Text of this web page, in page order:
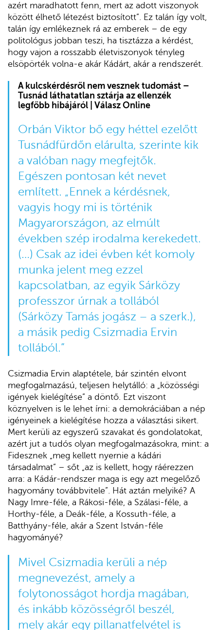
azért maradhatott fenn, mert az adott viszonyok
között élhető létezést biztosított”. Ez talán így volt,
talán így emlékeznek rá az emberek – de egy
politológus jobban teszi, ha tisztázza a kérdést,
hogy vajon a rosszabb életviszonyok tényleg
elsöpörték volna-e akár Kádárt, akár a rendszerét.
A kulcskérdésről nem vesznek tudomást –
Tusnád láthatatlan sztárja az ellenzék
legfőbb hibájáról | Válasz Online
Orbán Viktor bő egy héttel ezelőtt
Tusnádfürdőn elárulta, szerinte kik
a valóban nagy megfejtők.
Egészen pontosan két nevet
említett. „Ennek a kérdésnek,
vagyis hogy mi is történik
Magyarországon, az elmúlt
években szép irodalma kerekedett.
(…) Csak az idei évben két komoly
munka jelent meg ezzel
kapcsolatban, az egyik Sárközy
professzor úrnak a tollából
(Sárközy Tamás jogász – a szerk.),
a másik pedig Csizmadia Ervin
tollából.”
Csizmadia Ervin alaptétele, bár szintén elvont
megfogalmazású, teljesen helytálló: a „közösségi
igények kielégítése” a döntő. Ezt viszont
köznyelven is le lehet írni: a demokráciában a nép
igényeinek a kielégítése hozza a választási sikert.
Mert kerüli az egyszerű szavakat és gondolatokat,
azért jut a tudós olyan megfogalmazásokra, mint: a
Fidesznek „meg kellett nyernie a kádári
társadalmat” – sőt „az is kellett, hogy ráérezzen
arra: a Kádár-rendszer maga is egy azt megelőző
hagyomány továbbvitele”. Hát aztán melyiké? A
Nagy Imre-féle, a Rákosi-féle, a Szálasi-féle, a
Horthy-féle, a Deák-féle, a Kossuth-féle, a
Batthyány-féle, akár a Szent István-féle
hagyományé?
Mivel Csizmadia kerüli a nép
megnevezést, amely a
folytonosságot hordja magában,
és inkább közösségről beszél,
mely akár egy pillanatfelvétel is